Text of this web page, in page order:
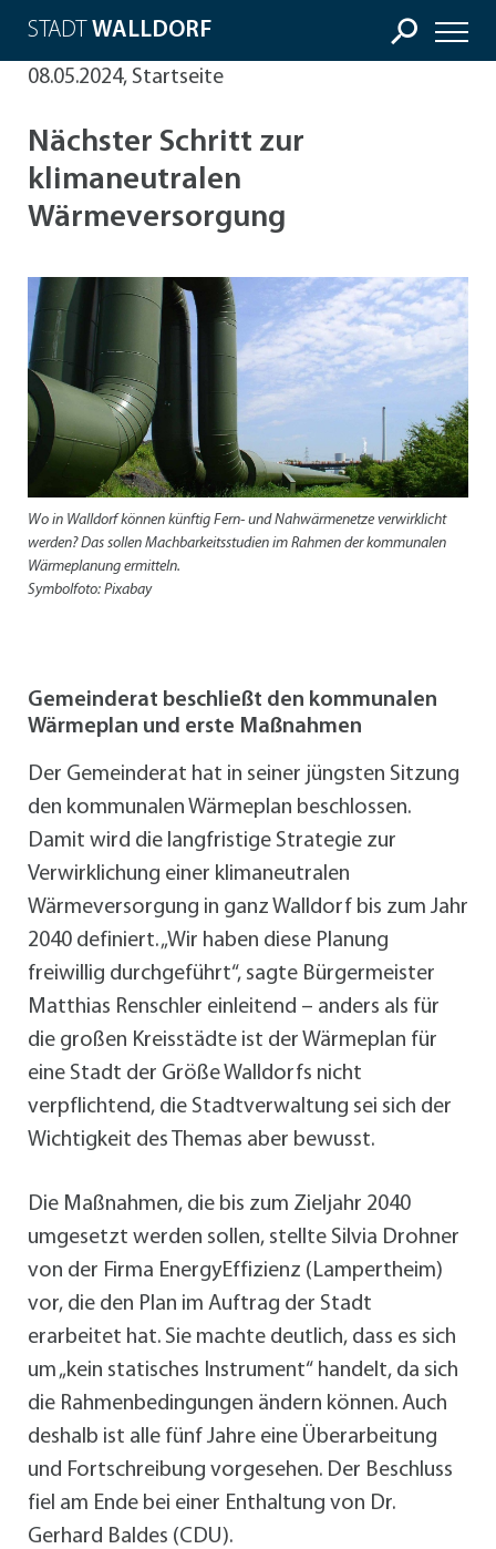
STADT WALLDORF
08.05.2024, Startseite
Nächster Schritt zur
klimaneutralen
Wärmeversorgung
Wo in Walldorf können künftig Fern- und Nahwärmenetze verwirklicht
werden? Das sollen Machbarkeitsstudien im Rahmen der kommunalen
Wärmeplanung ermitteln.
Symbolfoto: Pixabay
Gemeinderat beschließt den kommunalen
Wärmeplan und erste Maßnahmen
Der Gemeinderat hat in seiner jüngsten Sitzung
den kommunalen Wärmeplan beschlossen.
Damit wird die langfristige Strategie zur
Verwirklichung einer klimaneutralen
Wärmeversorgung in ganz Walldorf bis zum Jahr
2040 definiert. „Wir haben diese Planung
freiwillig durchgeführt“, sagte Bürgermeister
Matthias Renschler einleitend – anders als für
die großen Kreisstädte ist der Wärmeplan für
eine Stadt der Größe Walldorfs nicht
verpflichtend, die Stadtverwaltung sei sich der
Wichtigkeit des Themas aber bewusst.
Die Maßnahmen, die bis zum Zieljahr 2040
umgesetzt werden sollen, stellte Silvia Drohner
von der Firma EnergyEffizienz (Lampertheim)
vor, die den Plan im Auftrag der Stadt
erarbeitet hat. Sie machte deutlich, dass es sich
um „kein statisches Instrument“ handelt, da sich
die Rahmenbedingungen ändern können. Auch
deshalb ist alle fünf Jahre eine Überarbeitung
und Fortschreibung vorgesehen. Der Beschluss
fiel am Ende bei einer Enthaltung von Dr.
Gerhard Baldes (CDU).